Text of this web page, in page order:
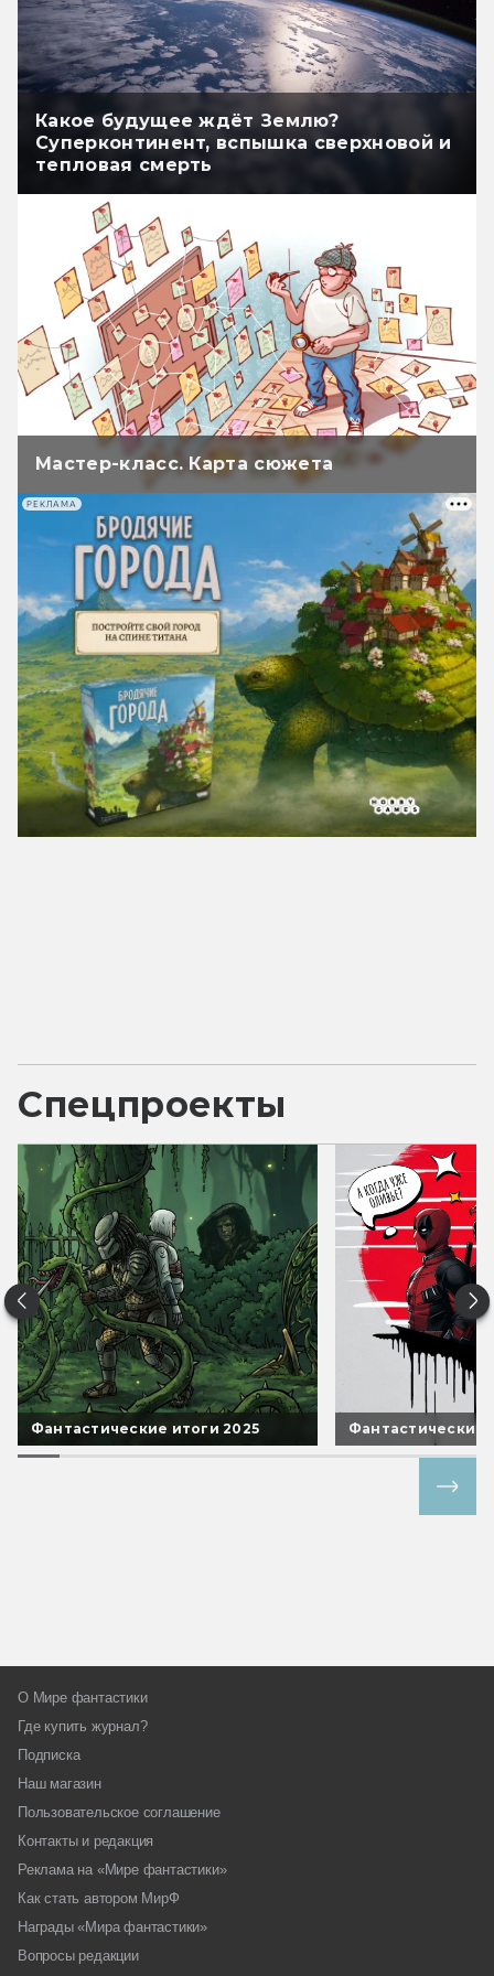
Какое будущее ждёт Землю?
Суперконтинент, вспышка сверхновой и
тепловая смерть
Мастер-класс. Карта сюжета
РЕКЛАМА
Спецпроекты
Фантастические итоги 2025 Фантастические
О Мире фантастики
Где купить журнал?
Подписка
Наш магазин
Пользовательское соглашение
Контакты и редакция
Реклама на «Мире фантастики»
Как стать автором МирФ
Награды «Мира фантастики»
Вопросы редакции